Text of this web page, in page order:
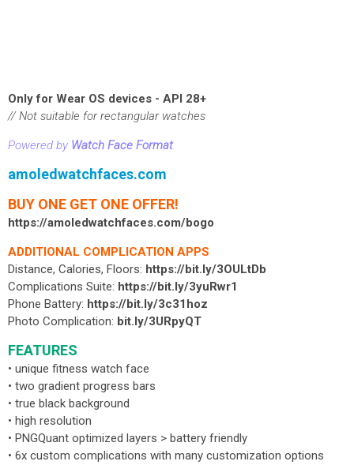
Only for Wear OS devices - API 28+
// Not suitable for rectangular watches
Powered by Watch Face Format
amoledwatchfaces.com
BUY ONE GET ONE OFFER!
https://amoledwatchfaces.com/bogo
ADDITIONAL COMPLICATION APPS
Distance, Calories, Floors: https://bit.ly/3OULtDb
Complications Suite: https://bit.ly/3yuRwr1
Phone Battery: https://bit.ly/3c31hoz
Photo Complication: bit.ly/3URpyQT
FEATURES
• unique fitness watch face
• two gradient progress bars
• true black background
• high resolution
• PNGQuant optimized layers > battery friendly
• 6x custom complications with many customization options